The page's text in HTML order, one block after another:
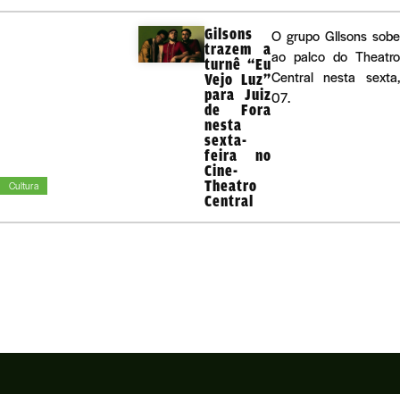
Cultura
Gilsons
trazem a
turnê “Eu
Vejo Luz”
para Juiz
de Fora
nesta
sexta-
feira no
Cine-
Theatro
Central
O grupo GIlsons sobe
ao palco do Theatro
Central nesta sexta,
07.